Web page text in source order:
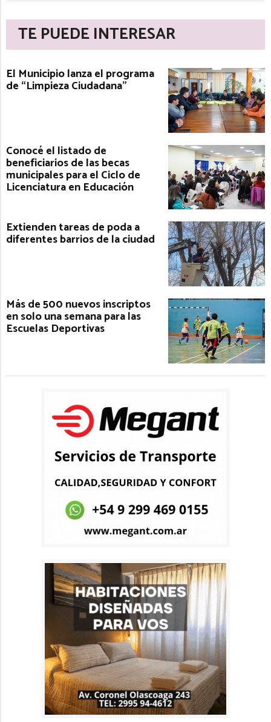
TE PUEDE INTERESAR
El Municipio lanza el programa
de “Limpieza Ciudadana”
Conocé el listado de
beneficiarios de las becas
municipales para el Ciclo de
Licenciatura en Educación
Extienden tareas de poda a
diferentes barrios de la ciudad
Más de 500 nuevos inscriptos
en solo una semana para las
Escuelas Deportivas